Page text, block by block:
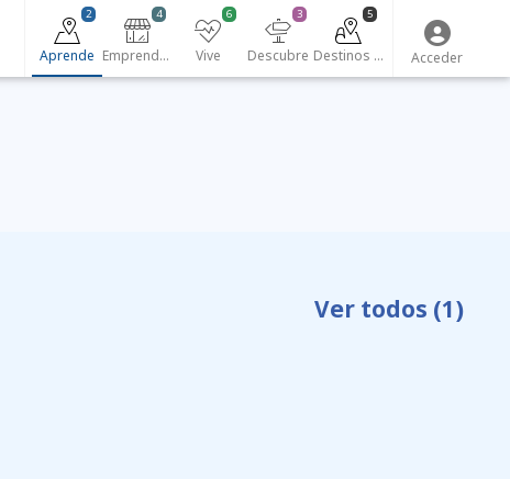
Aprende
2
Emprendedores
4
Vive
6
Descubre
3
Destinos turísticos
5
Acceder
Ver todos (1)